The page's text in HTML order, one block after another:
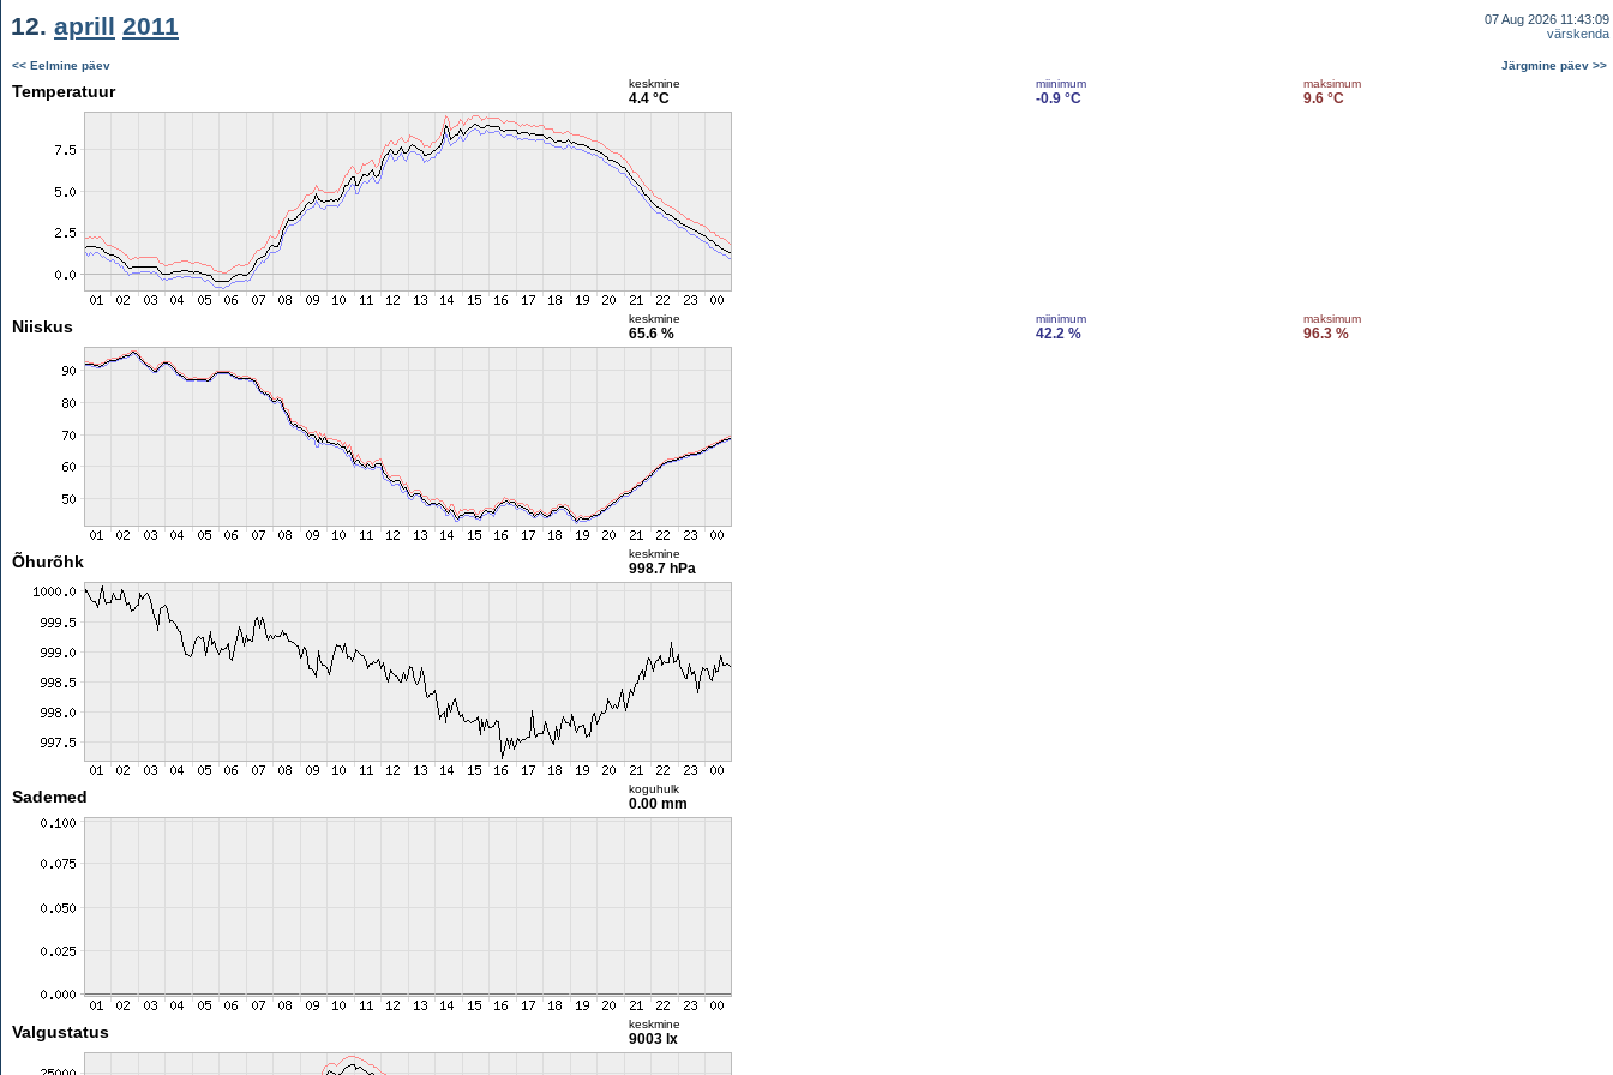
12. aprill 2011
07 Aug 2026 11:43:09
värskenda
<< Eelmine päev Järgmine päev >>
Temperatuur keskmine
4.4 °C
miinimum
-0.9 °C
maksimum
9.6 °C
Niiskus keskmine
65.6 %
miinimum
42.2 %
maksimum
96.3 %
Õhurõhk keskmine
998.7 hPa
Sademed koguhulk
0.00 mm
Valgustatus keskmine
9003 lx